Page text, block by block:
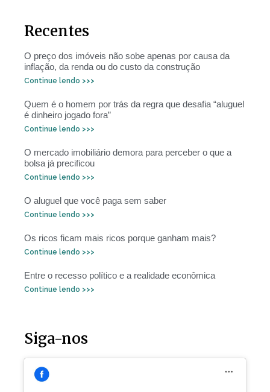
Recentes
O preço dos imóveis não sobe apenas por causa da
inflação, da renda ou do custo da construção
Continue lendo >>>
Quem é o homem por trás da regra que desafia “aluguel
é dinheiro jogado fora”
Continue lendo >>>
O mercado imobiliário demora para perceber o que a
bolsa já precificou
Continue lendo >>>
O aluguel que você paga sem saber
Continue lendo >>>
Os ricos ficam mais ricos porque ganham mais?
Continue lendo >>>
Entre o recesso político e a realidade econômica
Continue lendo >>>
Siga-nos